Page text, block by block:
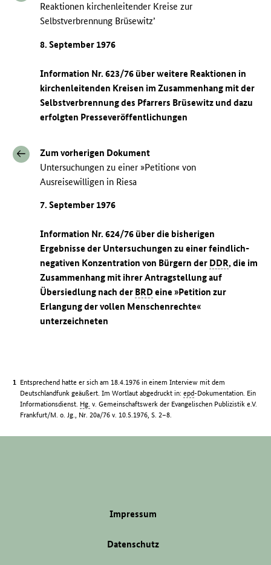
Reaktionen kirchenleitender Kreise zur
Selbstverbrennung Brüsewitz’
8. September 1976
Information Nr. 623/76 über weitere Reaktionen in
kirchenleitenden Kreisen im Zusammenhang mit der
Selbstverbrennung des Pfarrers Brüsewitz und dazu
erfolgten Presseveröffentlichungen
Zum vorherigen Dokument
Untersuchungen zu einer »Petition« von
Ausreisewilligen in Riesa
7. September 1976
Information Nr. 624/76 über die bisherigen
Ergebnisse der Untersuchungen zu einer feindlich-
negativen Konzentration von Bürgern der DDR, die im
Zusammenhang mit ihrer Antragstellung auf
Übersiedlung nach der BRD eine »Petition zur
Erlangung der vollen Menschenrechte«
unterzeichneten
Entsprechend hatte er sich am 18.4.1976 in einem Interview mit dem
Deutschlandfunk geäußert. Im Wortlaut abgedruckt in:epd-Dokumentation. Ein
Informationsdienst. Hg. v. Gemeinschaftswerk der Evangelischen Publizistik e.V.
Frankfurt/M. o. Jg., Nr. 20a/76 v. 10.5.1976, S. 2–8.
Impressum
Datenschutz